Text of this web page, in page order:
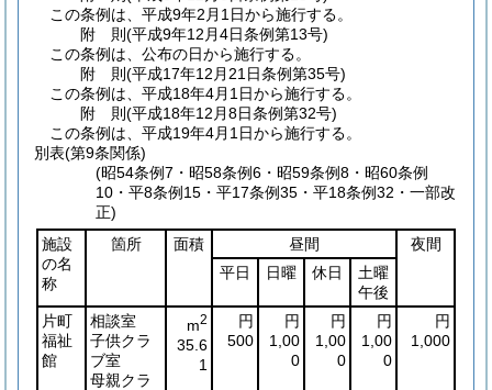
この条例は、平成9年2月1日から施行する。
附 則(平成9年12月4日条例第13号)
この条例は、公布の日から施行する。
附 則(平成17年12月21日条例第35号)
この条例は、平成18年4月1日から施行する。
附 則(平成18年12月8日条例第32号)
この条例は、平成19年4月1日から施行する。
別表(第9条関係)
(昭54条例7・昭58条例6・昭59条例8・昭60条例
10・平8条例15・平17条例35・平18条例32・一部改
正)
施設
の名
称
箇所 面積 昼間
夜間
平日
日曜 休日
土曜
午後
片町
福祉
館
相談室
子供クラ
ブ室
母親クラ
m2
35.6
1
円
500
円
1,00
0
円
1,00
0
円
1,00
0
円
1,000